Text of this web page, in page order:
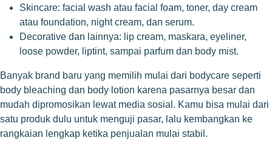
Skincare: facial wash atau facial foam, toner, day cream
atau foundation, night cream, dan serum.
Decorative dan lainnya: lip cream, maskara, eyeliner,
loose powder, liptint, sampai parfum dan body mist.
Banyak brand baru yang memilih mulai dari bodycare seperti
body bleaching dan body lotion karena pasarnya besar dan
mudah dipromosikan lewat media sosial. Kamu bisa mulai dari
satu produk dulu untuk menguji pasar, lalu kembangkan ke
rangkaian lengkap ketika penjualan mulai stabil.